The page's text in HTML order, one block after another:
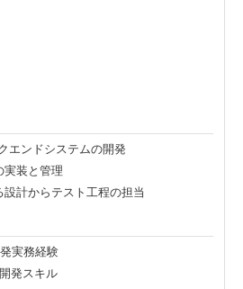
エンドシステムの開発
実装と管理
計からテスト工程の担当
実務経験
発スキル